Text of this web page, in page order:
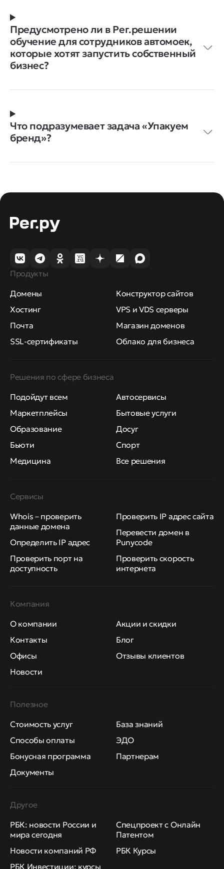
Предусмотрено ли в Рег.решении
обучение для сотрудников автомоек,
которые хотят запустить собственный
бизнес?
Что подразумевает задача «Упакуем
бренд»?
Продукты
Домены
Хостинг
Почта
SSL-сертификаты
Конструктор сайтов
VPS и VDS серверы
Магазин доменов
Облако для бизнеса
Решения по сфере бизнеса
Подойдут всем
Маркетплейсы
Образование
Бьюти
Медицина
Автосервисы
Бытовые услуги
Досуг
Спорт
Все решения
Сервисы
Whois – проверить
данные домена
Определить IP адрес
Проверить порт на
доступность
Проверить IP адрес сайта
Перевести домен в
Punycode
Проверить скорость
интернета
Компания
О компании
Контакты
Офисы
Новости
Акции и скидки
Блог
Отзывы клиентов
Полезное
Стоимость услуг
Способы оплаты
Бонусная программа
Документы
База знаний
ЭДО
Партнерам
Другое
РБК: новости России и
мира сегодня
Новости компаний РФ
РБК Инвестиции: курсы
Спецпроект с Онлайн
Патентом
РБК Курсы